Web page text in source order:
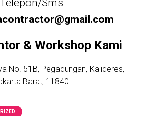
Telepon/Sms
& Workshop Kami
No. 51B, Pegadungan, Kalideres,
Barat, 11840